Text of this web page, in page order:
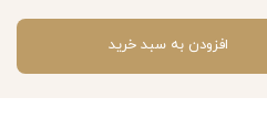
افزودن به سبد خرید